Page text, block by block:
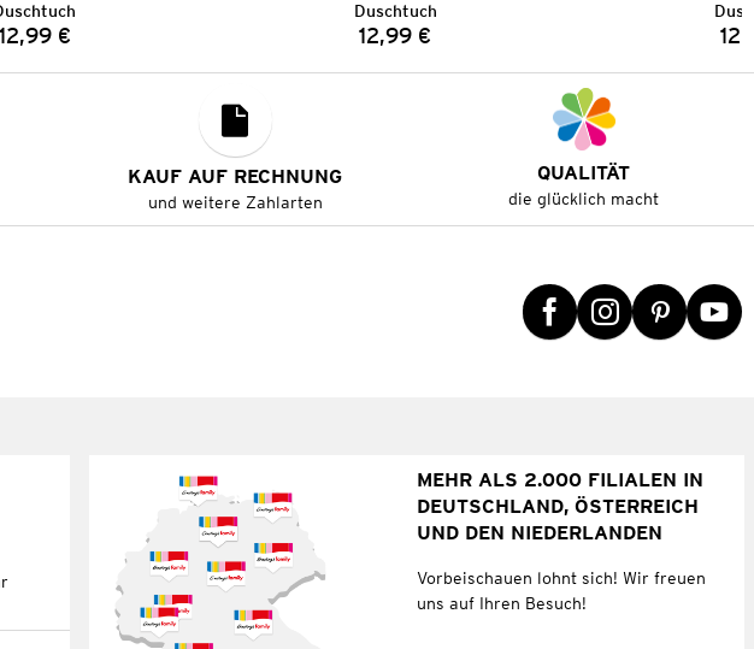
Preis:
12,99 €
Duschtuch
Preis:
12,99 €
KAUF AUF RECHNUNG
und weitere Zahlarten
QUALITÄT
die glücklich macht
MEHR ALS 2.000 FILIALEN IN
DEUTSCHLAND, ÖSTERREICH
UND DEN NIEDERLANDEN
Vorbeischauen lohnt sich! Wir freuen
uns auf Ihren Besuch!